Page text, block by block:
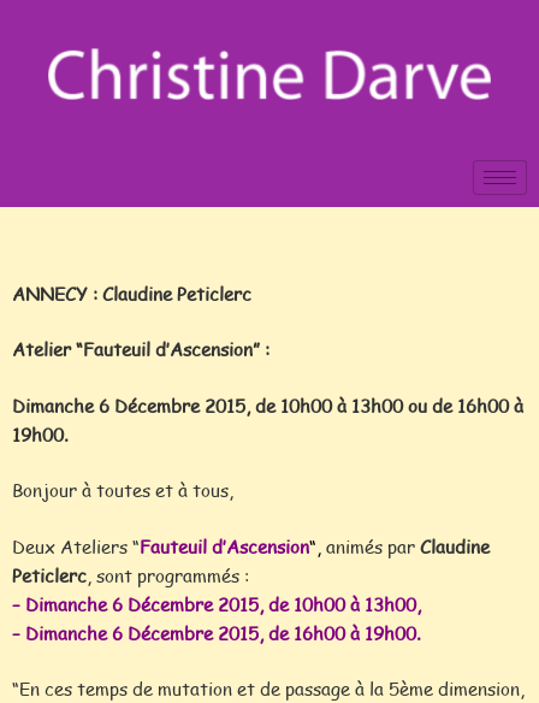
ANNECY : Claudine Peticlerc
Atelier “Fauteuil d’Ascension” :
Dimanche 6 Décembre 2015, de 10h00 à 13h00 ou de 16h00 à
19h00.
Bonjour à toutes et à tous,
Deux Ateliers “Fauteuil d’Ascension“ animés parClaudine
Peticlerc , sont programmés :
– Dimanche 6 Décembre 2015, de 10h00 à 13h00,
– Dimanche 6 Décembre 2015, de 16h00 à 19h00.
“En ces temps de mutation et de passage à la 5ème dimension,